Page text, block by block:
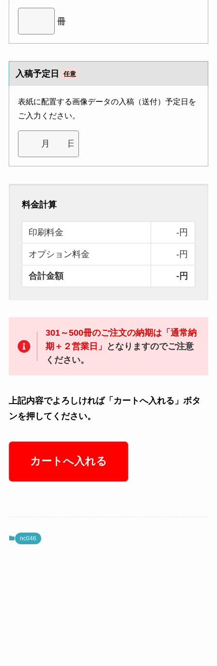
冊
入稿予定日 任意
表紙に配置する画像データの入稿（送付）予定日を
ご入力ください。
料金計算
印刷料金 -円
オプション料金 -円
合計金額 -円
301～500冊のご注文の納期は「通常納
期＋２営業日」
となりますのでご注意
ください。
上記内容でよろしければ「カートへ入れる」ボタ
ンを押してください。
nc046